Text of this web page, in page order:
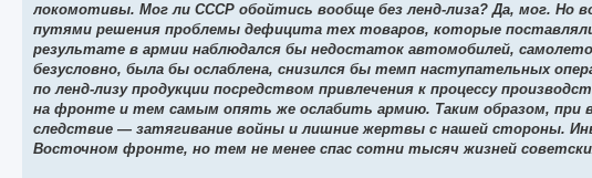
локомотивы. Мог ли СССР обойтись вообще без ленд-лиза? Да, мог. Но
путями решения проблемы дефицита тех товаров, которые
результате в армии наблюдался бы недостаток автомобилей,
безусловно, была бы ослаблена, снизился бы темп наступательных
по ленд-лизу продукции посредством привлечения к процессу
на фронте и тем самым опять же ослабить армию. Таким образом, при
следствие — затягивание войны и лишние жертвы с нашей стороны.
Восточном фронте, но тем не менее спас сотни тысяч жизней